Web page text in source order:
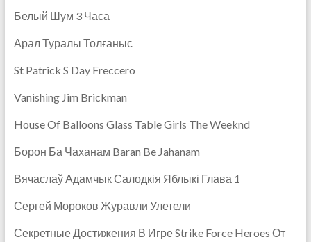
Белый Шум 3 Часа
Арал Туралы Толғаныс
St Patrick S Day Freccero
Vanishing Jim Brickman
House Of Balloons Glass Table Girls The Weeknd
Борон Ба Чаханам Baran Be Jahanam
Вячаслаў Адамчык Салодкія Яблыкі Глава 1
Сергей Мороков Журавли Улетели
Секретные Достижения В Игре Strike Force Heroes От